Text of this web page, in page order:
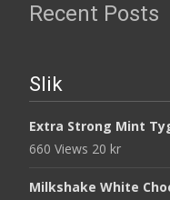
Recent Posts
Slik
Extra Strong Mint
660 Views 20 kr
Milkshake White